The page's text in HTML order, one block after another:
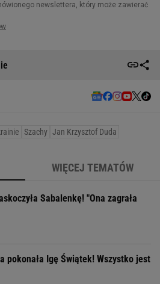
Szachy Jan Krzysztof Duda
WIĘCEJ TEMATÓW
Sabalenkę! "Ona zagrała
pokonała Igę Świątek! Wszystko jest